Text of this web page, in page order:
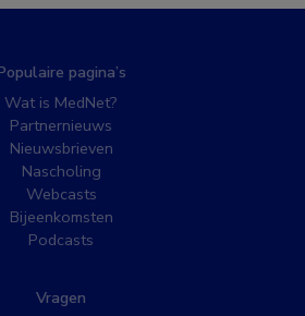
pagina’s
Wat is MedNet?
Partnernieuws
Nieuwsbrieven
Nascholing
Webcasts
Bijeenkomsten
Podcasts
Vragen